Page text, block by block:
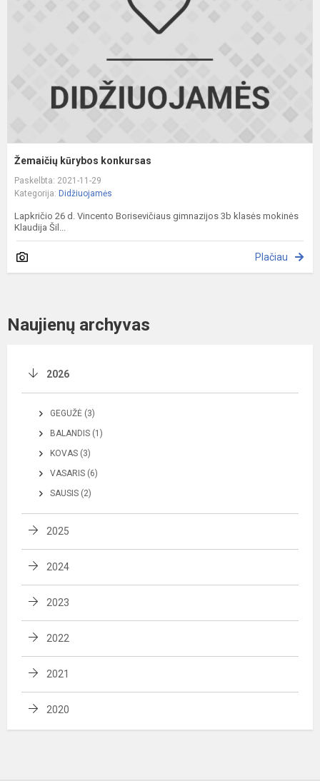
Žemaičių kūrybos konkursas
Paskelbta: 2021-11-29
Kategorija: Didžiuojamės
Lapkričio 26 d. Vincento Borisevičiaus gimnazijos 3b klasės mokinės
Klaudija Šil...
Plačiau
Naujienų archyvas
2026
GEGUŽĖ (3)
BALANDIS (1)
KOVAS (3)
VASARIS (6)
SAUSIS (2)
2025
2024
2023
2022
2021
2020